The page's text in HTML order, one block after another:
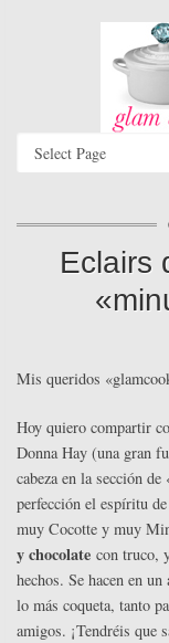
Eclairs
Mis queridos
Hoy quiero compartir
Donna Hay (una gran
cabeza en la sección
perfección el espíritu
muy Cocotte y muy
y chocolate con truco,
hechos. Se hacen en
lo más coqueta, tanto
amigos. ¡Tendréis que